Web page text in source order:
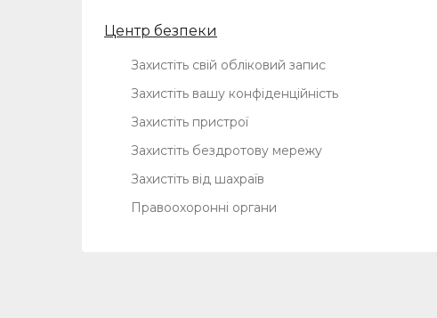
Центр безпеки
Захистіть свій обліковий запис
Захистіть вашу конфіденційність
Захистіть пристрої
Захистіть бездротову мережу
Захистіть від шахраїв
Правоохоронні органи